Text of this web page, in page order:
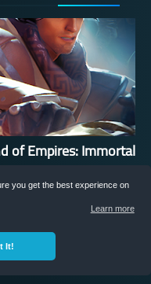
you get the best experience on
Learn more
It!
of Empires: Immortal
reserved